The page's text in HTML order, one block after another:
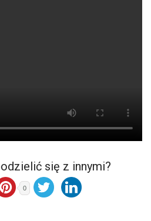
się z innymi?
0